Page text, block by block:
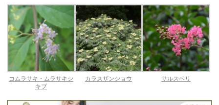
コムラサキ・ムラサキシ
キブ
カラスザンショウ サルスベリ